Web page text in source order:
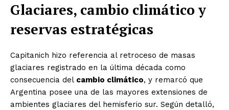
Glaciares, cambio climático y
reservas estratégicas
Capitanich hizo referencia al retroceso de masas
glaciares registrado en la última década como
consecuencia del cambio climático, y remarcó que
Argentina posee una de las mayores extensiones de
ambientes glaciares del hemisferio sur. Según detalló,